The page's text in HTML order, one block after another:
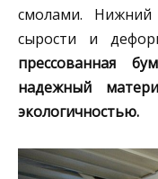
смолами.
сырости и
прессованная
надежный
экологичностью.